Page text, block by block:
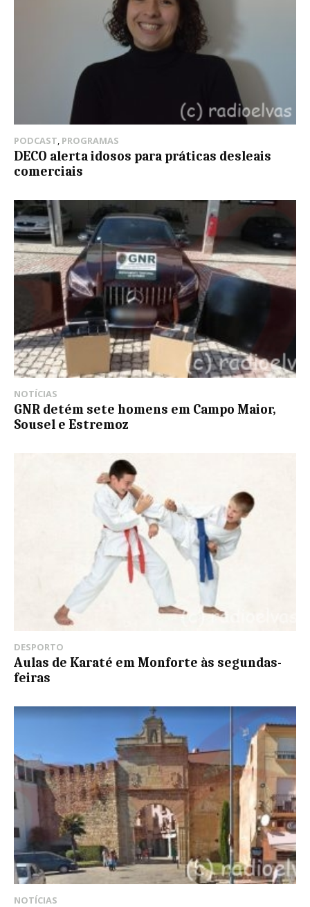
PODCAST, PROGRAMAS
DECO alerta idosos para práticas desleais
comerciais
NOTÍCIAS
GNR detém sete homens em Campo Maior,
Sousel e Estremoz
DESPORTO
Aulas de Karaté em Monforte às segundas-
feiras
NOTÍCIAS